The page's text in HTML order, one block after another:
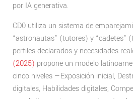
por IA generativa.
CD0 utiliza un sistema de
“astronautas” (tutores) y “cadetes”
perfiles declarados y necesidades
(2025) propone un modelo
cinco niveles —Exposición inicial,
digitales, Habilidades digitales,